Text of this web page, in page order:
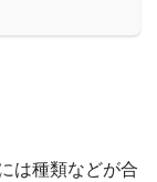
は種類などが合